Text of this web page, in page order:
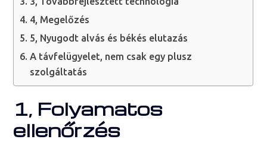
4, Megelőzés
5, Nyugodt alvás és békés elutazás
A távfelügyelet, nem csak egy plusz
szolgáltatás
1, Folyamatos
ellenőrzés